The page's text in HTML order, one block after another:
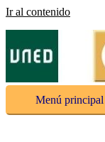
Ir al contenido
Menú principal